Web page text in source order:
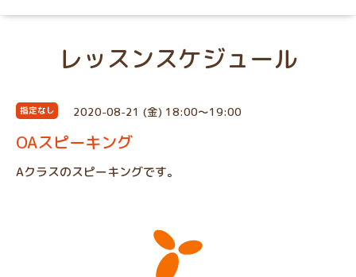
レッスンスケジュール
指定なし 2020-08-21 (金) 18:00～19:00
OAスピーキング
Aクラスのスピーキングです。